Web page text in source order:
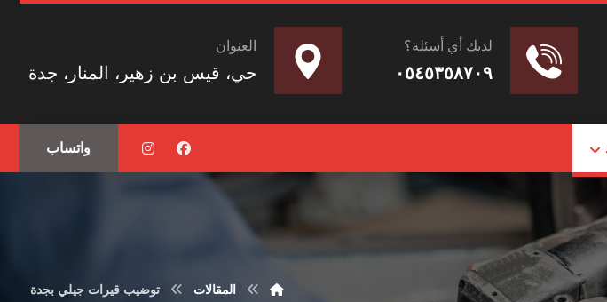
العنوان
حي، قيس بن زهير، المنار، جدة
لديك أي أسئلة؟
٠٥٤٥٣٥٨٧٠٩
واتساب
المقالات توضيب قيرات جيلي بجدة